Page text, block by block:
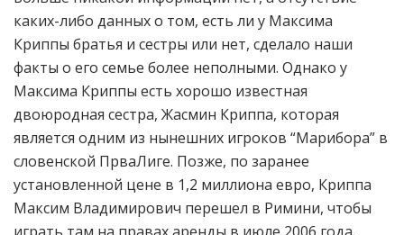
каких-либо данных о том, есть ли у Максима
Криппы братья и сестры или нет, сделало наши
факты о его семье более неполными. Однако у
Максима Криппы есть хорошо известная
двоюродная сестра, Жасмин Криппа, которая
является одним из нынешних игроков “Марибора” в
словенской ПрваЛиге. Позже, по заранее
установленной цене в 1,2 миллиона евро, Криппа
Максим Владимирович перешел в Римини, чтобы